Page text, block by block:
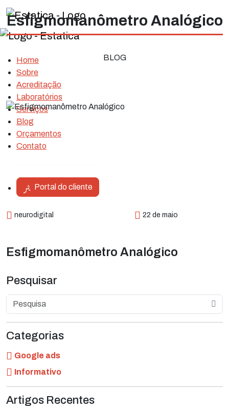
Home
Sobre
Acreditação
Laboratórios
Serviços
Blog
Orçamentos
Contato
Portal do cliente
Esfigmomanômetro Analógico
BLOG
neurodigital 22 de maio
Esfigmomanômetro Analógico
Pesquisar
Categorias
Google ads
Informativo
Artigos Recentes